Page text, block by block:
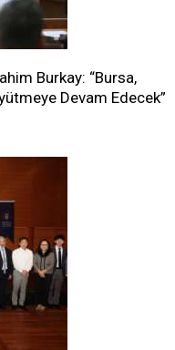
Burkay: “Bursa,
Devam Edecek”